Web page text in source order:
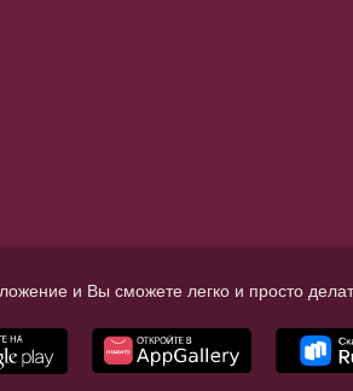
и Вы сможете легко и просто